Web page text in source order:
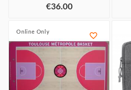
€36.00
Online Only 